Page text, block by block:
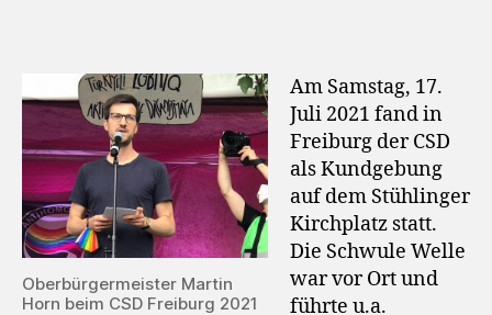
Oberbürgermeister Martin
Horn beim CSD Freiburg 2021
Am Samstag, 17.
Juli 2021 fand in
Freiburg der CSD
als Kundgebung
auf dem Stühlinger
Kirchplatz statt.
Die Schwule Welle
war vor Ort und
führte u.a.